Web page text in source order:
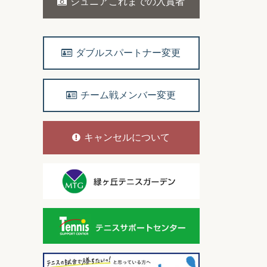
ダブルスパートナー変更
チーム戦メンバー変更
キャンセルについて